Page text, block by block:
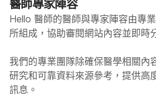
醫師專家陣容
Hello 醫師的醫師與專家陣容由專
所組成，協助審閱網站內容並即時
我們的專業團隊除確保醫學相關內
研究和可靠資料來源參考，提供高
訊息。